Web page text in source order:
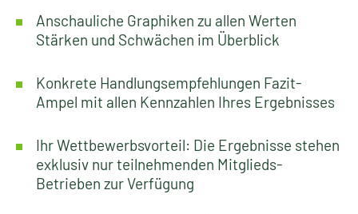
Anschauliche Graphiken zu allen Werten
Stärken und Schwächen im Überblick
Konkrete Handlungsempfehlungen Fazit-
Ampel mit allen Kennzahlen Ihres Ergebnisses
Ihr Wettbewerbsvorteil: Die Ergebnisse stehen
exklusiv nur teilnehmenden Mitglieds-
Betrieben zur Verfügung